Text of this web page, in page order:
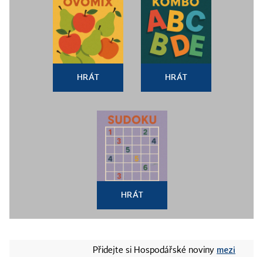
HRÁT HRÁT
HRÁT
Přidejte si Hospodářské noviny mezi